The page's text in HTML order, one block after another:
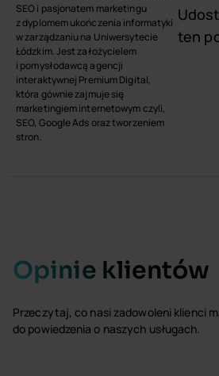
SEO i pasjonatem marketingu
z dyplomem ukończenia informatyki
w zarządzaniu na Uniwersytecie
Łódzkim. Jest założycielem
i pomysłodawcą agencji
interaktywnej Premium Digital,
która gównie zajmuje się
marketingiem internetowym czyli,
SEO, Google Ads oraz tworzeniem
stron.
ten
Opinie klientów
Przeczytaj, co nasi zadowoleni klienci
do powiedzenia o naszych usługach.